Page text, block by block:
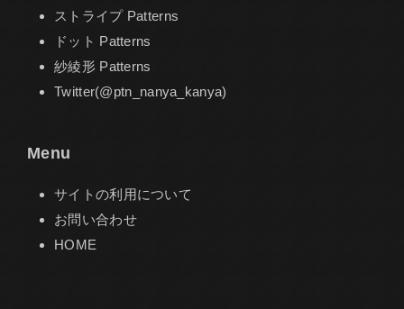
ストライプ Patterns
ドット Patterns
紗綾形 Patterns
Twitter(@ptn_nanya_kanya)
Menu
サイトの利用について
お問い合わせ
HOME